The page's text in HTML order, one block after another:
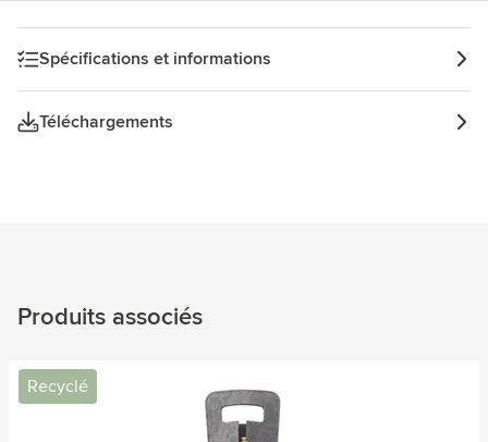
Spécifications et informations
Téléchargements
Produits associés
Recyclé